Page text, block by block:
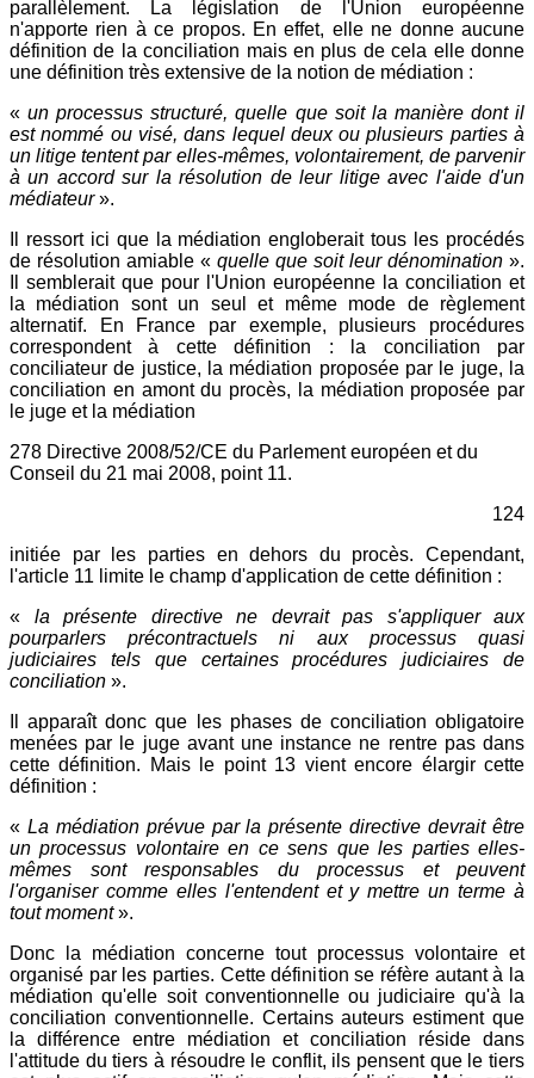
parallèlement. La législation de l'Union européenne
n'apporte rien à ce propos. En effet, elle ne donne aucune
définition de la conciliation mais en plus de cela elle donne
une définition très extensive de la notion de médiation :
«un processus structuré, quelle que soit la manière dont il
est nommé ou visé, dans lequel deux ou plusieurs parties à
un litige tentent par elles-mêmes, volontairement, de parvenir
à un accord sur la résolution de leur litige avec l'aide d'un
médiateur».
Il ressort ici que la médiation engloberait tous les procédés
de résolution amiable « quelle que soit leur dénomination ».
Il semblerait que pour l'Union européenne la conciliation et
la médiation sont un seul et même mode de règlement
alternatif. En France par exemple, plusieurs procédures
correspondent à cette définition : la conciliation par
conciliateur de justice, la médiation proposée par le juge, la
conciliation en amont du procès, la médiation proposée par
le juge et la médiation
278 Directive 2008/52/CE du Parlement européen et du
Conseil du 21 mai 2008, point 11.
124
initiée par les parties en dehors du procès. Cependant,
l'article 11 limite le champ d'application de cette définition :
« la présente directive ne devrait pas s'appliquer aux
pourparlers précontractuels ni aux processus quasi
judiciaires tels que certaines procédures judiciaires de
conciliation ».
Il apparaît donc que les phases de conciliation obligatoire
menées par le juge avant une instance ne rentre pas dans
cette définition. Mais le point 13 vient encore élargir cette
définition :
« La médiation prévue par la présente directive devrait être
un processus volontaire en ce sens que les parties elles-
mêmes sont responsables du processus et peuvent
l'organiser comme elles l'entendent et y mettre un terme à
tout moment».
Donc la médiation concerne tout processus volontaire et
organisé par les parties. Cette définition se réfère autant à la
médiation qu'elle soit conventionnelle ou judiciaire qu'à la
conciliation conventionnelle. Certains auteurs estiment que
la différence entre médiation et conciliation réside dans
l'attitude du tiers à résoudre le conflit, ils pensent que le tiers